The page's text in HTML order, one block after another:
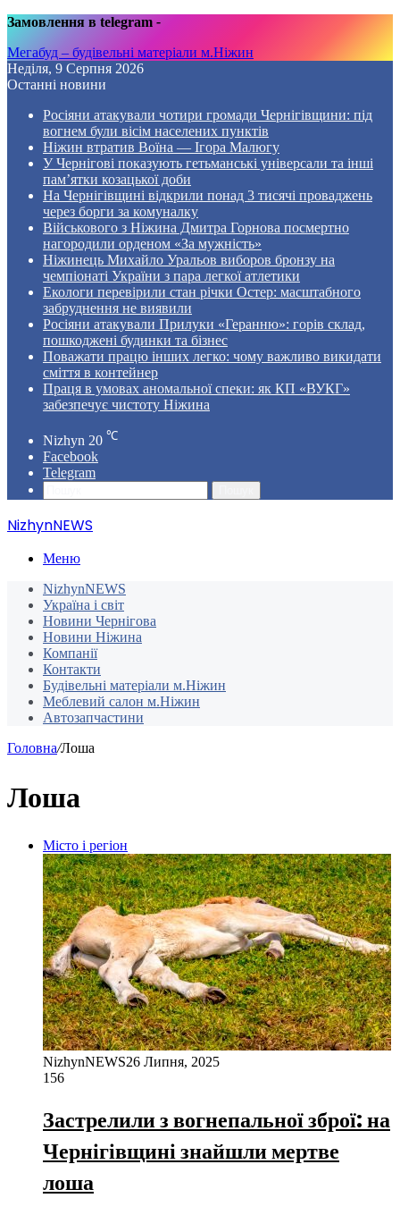
Замовлення в telegram -
Мегабуд – будівельні матеріали м.Ніжин
Неділя, 9 Серпня 2026
Останні новини
Росіяни атакували чотири громади Чернігівщини: під
вогнем були вісім населених пунктів
Ніжин втратив Воїна — Ігора Малюгу
У Чернігові показують гетьманські універсали та інші
пам’ятки козацької доби
На Чернігівщині відкрили понад 3 тисячі проваджень
через борги за комуналку
Військового з Ніжина Дмитра Горнова посмертно
нагородили орденом «За мужність»
Ніжинець Михайло Уральов виборов бронзу на
чемпіонаті України з пара легкої атлетики
Екологи перевірили стан річки Остер: масштабного
забруднення не виявили
Росіяни атакували Прилуки «Геранню»: горів склад,
пошкоджені будинки та бізнес
Поважати працю інших легко: чому важливо викидати
сміття в контейнер
Праця в умовах аномальної спеки: як КП «ВУКГ»
забезпечує чистоту Ніжина
Nizhyn 20 ℃
Facebook
Telegram
NizhynNEWS
Меню
NizhynNEWS
Україна і світ
Новини Чернігова
Новини Ніжина
Компанії
Контакти
Будівельні матеріали м.Ніжин
Меблевий салон м.Ніжин
Автозапчастини
Головна/Лоша
Лоша
Місто і регіон
NizhynNEWS26 Липня, 2025
156
Застрелили з вогнепальної зброї: на
Чернігівщині знайшли мертве
лоша